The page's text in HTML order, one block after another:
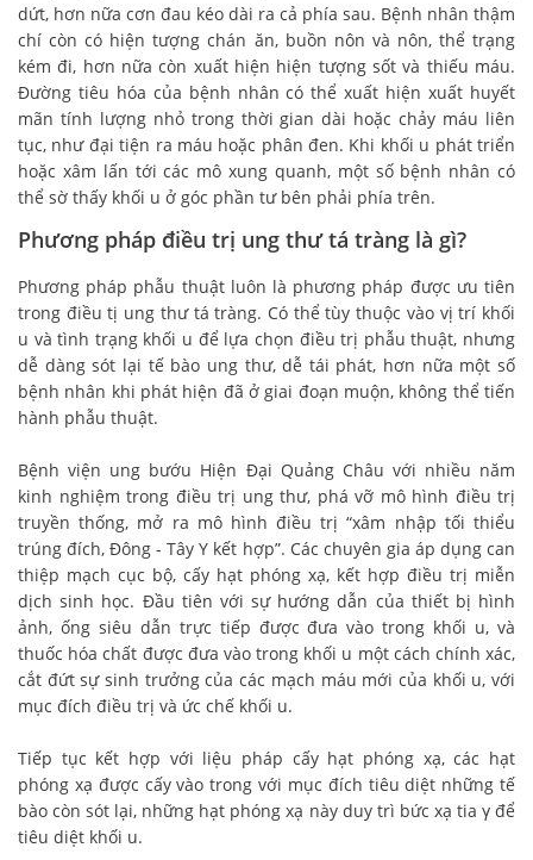
dứt, hơn nữa cơn đau kéo dài ra cả phía sau. Bệnh nhân thậm
chí còn có hiện tượng chán ăn, buồn nôn và nôn, thể trạng
kém đi, hơn nữa còn xuất hiện hiện tượng sốt và thiếu máu.
Đường tiêu hóa của bệnh nhân có thể xuất hiện xuất huyết
mãn tính lượng nhỏ trong thời gian dài hoặc chảy máu liên
tục, như đại tiện ra máu hoặc phân đen. Khi khối u phát triển
hoặc xâm lấn tới các mô xung quanh, một số bệnh nhân có
thể sờ thấy khối u ở góc phần tư bên phải phía trên.
Phương pháp điều trị ung thư tá tràng là gì?
Phương pháp phẫu thuật luôn là phương pháp được ưu tiên
trong điều tị ung thư tá tràng. Có thể tùy thuộc vào vị trí khối
u và tình trạng khối u để lựa chọn điều trị phẫu thuật, nhưng
dễ dàng sót lại tế bào ung thư, dễ tái phát, hơn nữa một số
bệnh nhân khi phát hiện đã ở giai đoạn muộn, không thể tiến
hành phẫu thuật.
Bệnh viện ung bướu Hiện Đại Quảng Châu với nhiều năm
kinh nghiệm trong điều trị ung thư, phá vỡ mô hình điều trị
truyền thống, mở ra mô hình điều trị “xâm nhập tối thiểu
trúng đích, Đông - Tây Y kết hợp”. Các chuyên gia áp dụng can
thiệp mạch cục bộ, cấy hạt phóng xạ, kết hợp điều trị miễn
dịch sinh học. Đầu tiên với sự hướng dẫn của thiết bị hình
ảnh, ống siêu dẫn trực tiếp được đưa vào trong khối u, và
thuốc hóa chất được đưa vào trong khối u một cách chính xác,
cắt đứt sự sinh trưởng của các mạch máu mới của khối u, với
mục đích điều trị và ức chế khối u.
Tiếp tục kết hợp với liệu pháp cấy hạt phóng xạ, các hạt
phóng xạ được cấy vào trong với mục đích tiêu diệt những tế
bào còn sót lại, những hạt phóng xạ này duy trì bức xạ tia γ để
tiêu diệt khối u.